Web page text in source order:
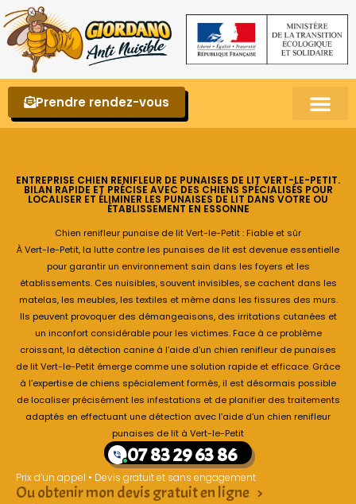
Prendre rendez-vous
ENTREPRISE CHIEN RENIFLEUR DE PUNAISES DE LIT VERT-LE-PETIT.
BILAN RAPIDE ET PRÉCISE AVEC DES CHIENS SPÉCIALISÉS POUR
LOCALISER ET ÉLIMINER LES PUNAISES DE LIT DANS VOTRE OU
ÉTABLISSEMENT EN ESSONNE
Chien renifleur punaise de lit Vert-le-Petit : Fiable et sûr
À Vert-le-Petit, la lutte contre les punaises de lit est devenue essentielle
pour garantir un environnement sain dans les foyers et les
établissements. Ces nuisibles, souvent invisibles, se cachent dans les
matelas, les meubles, les textiles et même dans les fissures des murs.
Ils peuvent provoquer des démangeaisons, des irritations cutanées et
un inconfort considérable pour les victimes. Face à ce problème
croissant, la détection canine à l’aide d’un chien renifleur de punaises
de lit Vert-le-Petit émerge comme une solution rapide et efficace. Grâce
à l’expertise de chiens spécialement formés, il est désormais possible
de localiser précisément les infestations et de planifier des traitements
adaptés en effectuant une détection avec l’aide d’un chien renifleur
punaises de lit à Vert-le-Petit
07 83 29 63 86
Prix d’un appel • Devis gratuit et sans engagement
Ou obtenir mon devis gratuit en ligne >